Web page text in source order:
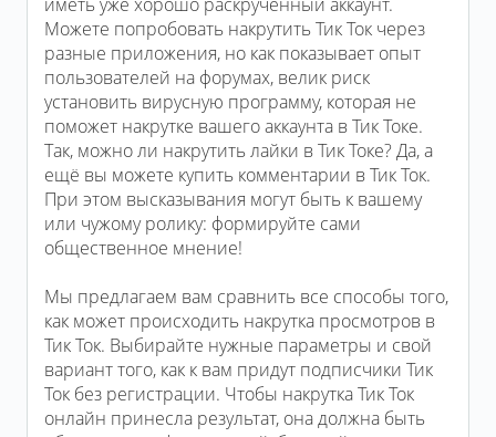
Можете попробовать накрутить Тик Ток через
разные приложения, но как показывает опыт
пользователей на форумах, велик риск
установить вирусную программу, которая не
поможет накрутке вашего аккаунта в Тик Токе.
Так, можно ли накрутить лайки в Тик Токе? Да, а
ещё вы можете купить комментарии в Тик Ток.
При этом высказывания могут быть к вашему
или чужому ролику: формируйте сами
общественное мнение!
Мы предлагаем вам сравнить все способы того,
как может происходить накрутка просмотров в
Тик Ток. Выбирайте нужные параметры и свой
вариант того, как к вам придут подписчики Тик
Ток без регистрации. Чтобы накрутка Тик Ток
онлайн принесла результат, она должна быть